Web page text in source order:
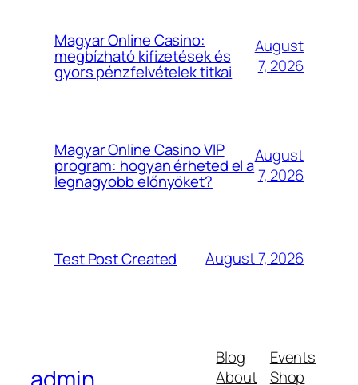
Magyar Online Casino:
megbízható kifizetések és
gyors pénzfelvételek titkai
August
7, 2026
Magyar Online Casino VIP
program: hogyan érheted el a
legnagyobb előnyöket?
August
7, 2026
Test Post Created August 7, 2026
Blog
About
Events
Shop